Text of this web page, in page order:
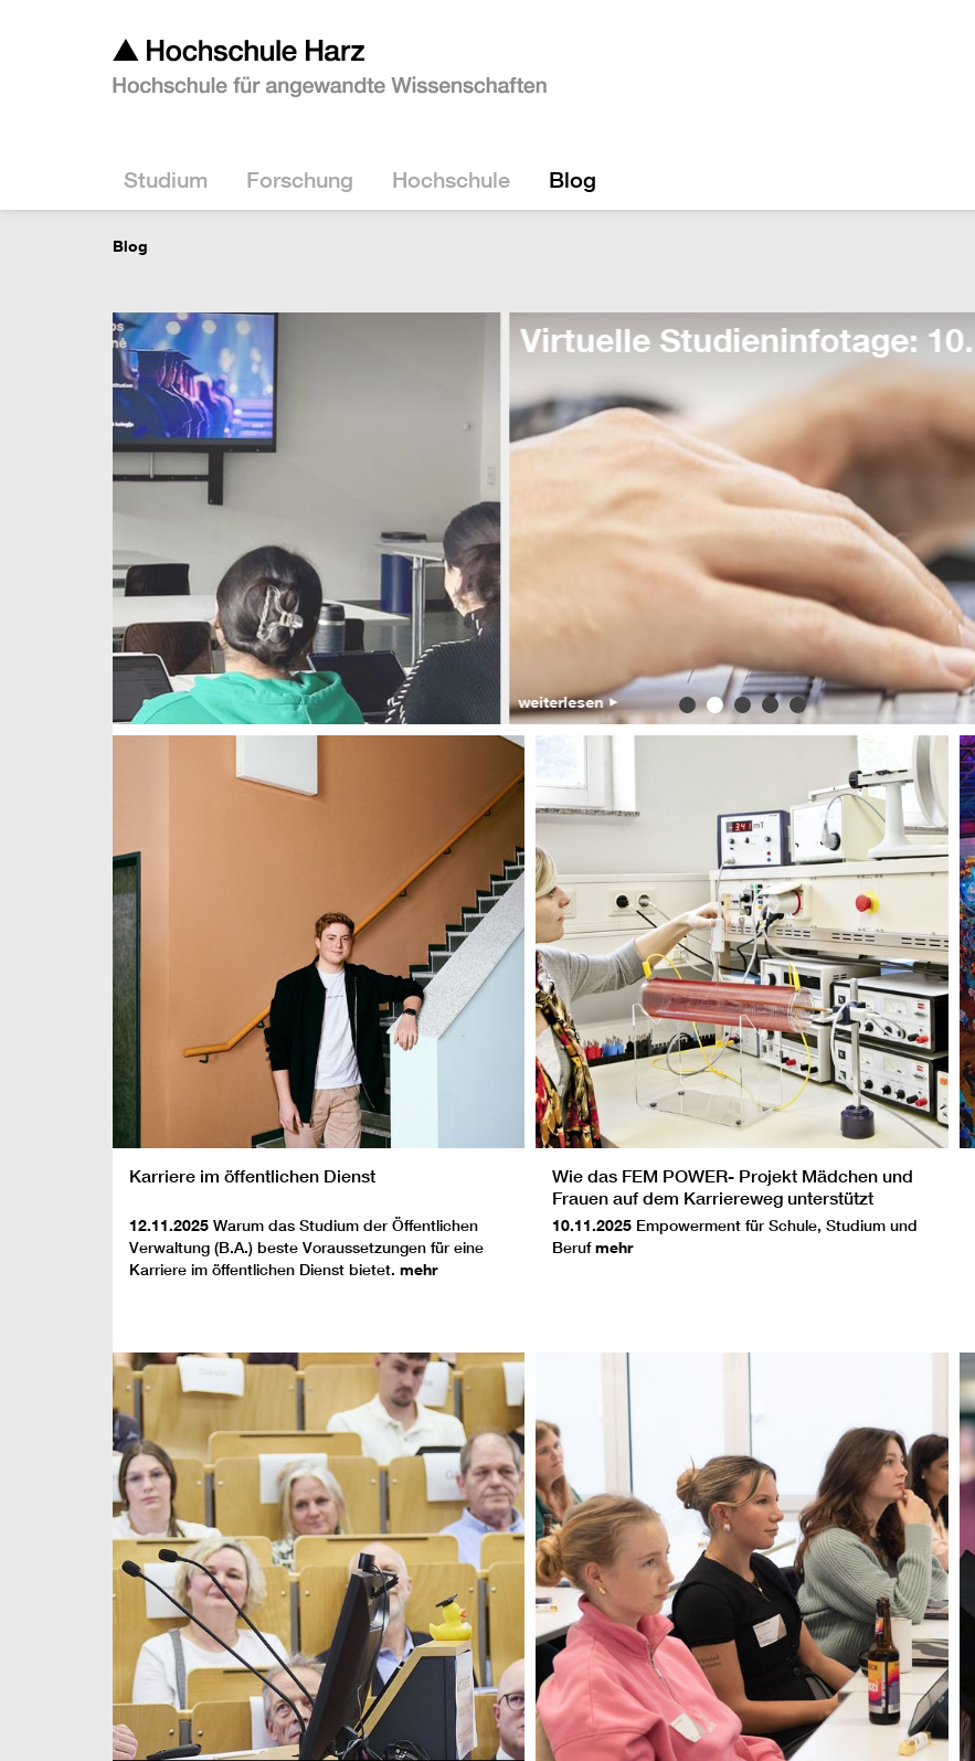
Studium Forschung Hochschule Blog
Blog
Virtuelle Studieninfotage: 10. - 14. August!
weiterlesen
Karriere im öffentlichen Dienst
12.11.2025 Warum das Studium der Öffentlichen
Verwaltung (B.A.) beste Voraussetzungen für eine
Karriere im öffentlichen Dienst bietet. mehr
Wie das FEM POWER- Projekt Mädchen und
Frauen auf dem Karriereweg unterstützt
10.11.2025 Empowerment für Schule, Studium und
Berufmehr